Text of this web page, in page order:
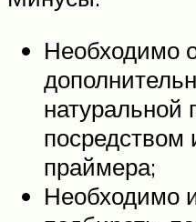
Необходимо
натуральной
посредством
праймера;
Необходимо